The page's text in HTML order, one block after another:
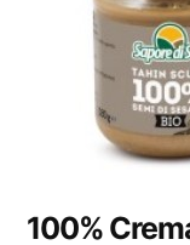
100%